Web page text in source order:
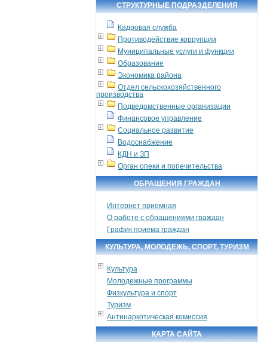
СТРУКТУРНЫЕ ПОДРАЗДЕЛЕНИЯ
Кадровая служба
Противодействие коррупции
Муниципальные услуги и функции
Образование
Экономика района
Отдел сельскохозяйственного
производства
Подведомственные организации
Финансовое управление
Социальное развитие
Водоснабжение
КДН и ЗП
Орган опеки и попечительства
ОБРАЩЕНИЯ ГРАЖДАН
Интернет приемная
О работе с обращениями граждан
График приема граждан
КУЛЬТУРА, МОЛОДЕЖЬ, СПОРТ, ТУРИЗМ
Культура
Молодежные программы
Физкультура и спорт
Туризм
Антинаркотическая комиссия
КАРТА САЙТА